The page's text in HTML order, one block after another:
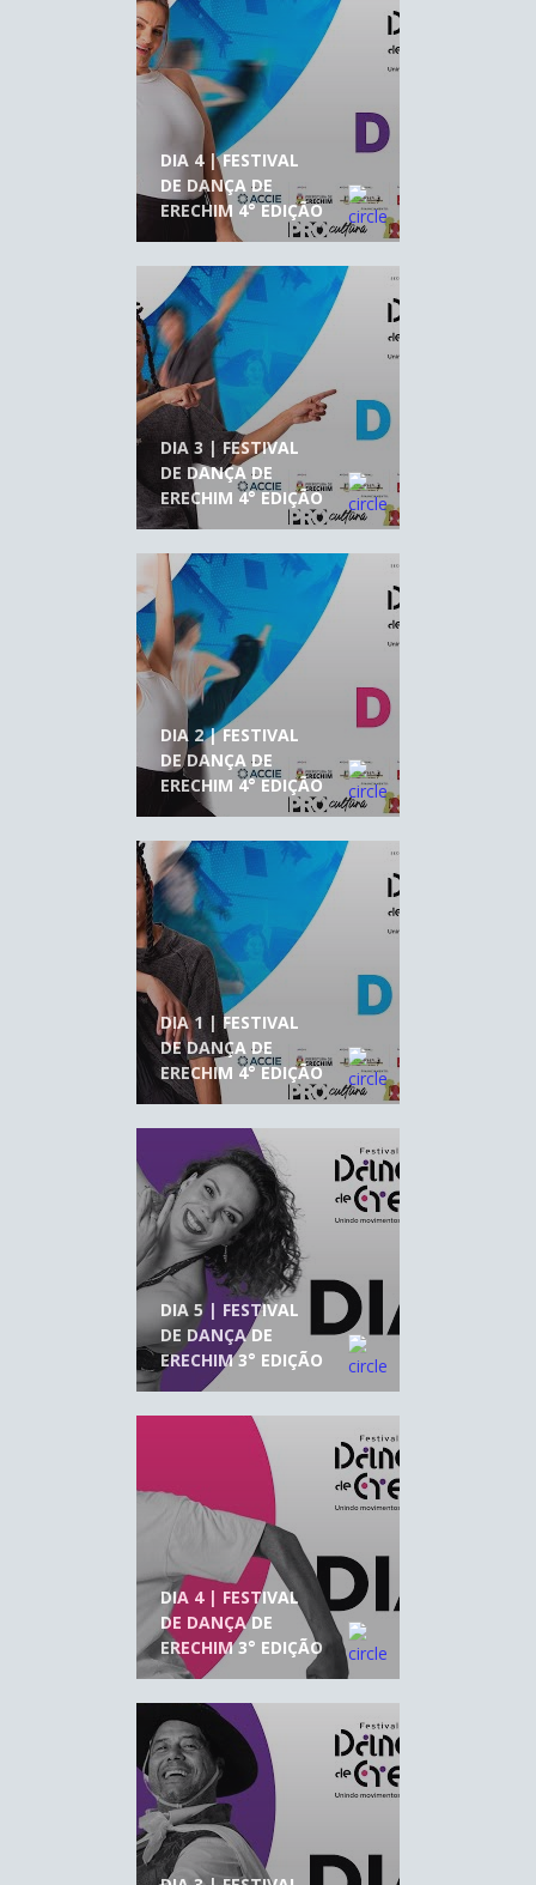
DIA 4 | FESTIVAL
DE DANÇA DE
ERECHIM 4° EDIÇÃO
DIA 3 | FESTIVAL
DE DANÇA DE
ERECHIM 4° EDIÇÃO
DIA 2 | FESTIVAL
DE DANÇA DE
ERECHIM 4° EDIÇÃO
DIA 1 | FESTIVAL
DE DANÇA DE
ERECHIM 4° EDIÇÃO
DIA 5 | FESTIVAL
DE DANÇA DE
ERECHIM 3° EDIÇÃO
DIA 4 | FESTIVAL
DE DANÇA DE
ERECHIM 3° EDIÇÃO